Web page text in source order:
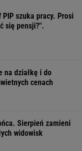
PIP szuka pracy. Prosi
się pensji?".
na działkę i do
cenach
Sierpień zamieni
widowisk